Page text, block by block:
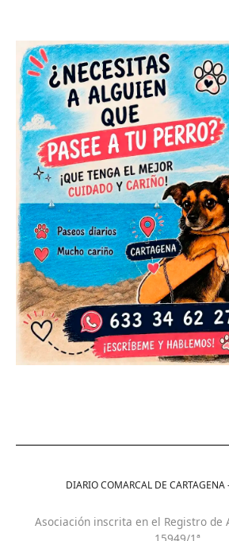
DIARIO COMARCAL DE CARTAGENA
Asociación inscrita en el Registro de